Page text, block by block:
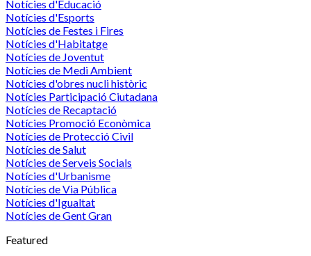
Notícies d'Educació
Notícies d'Esports
Notícies de Festes i Fires
Notícies d'Habitatge
Notícies de Joventut
Notícies de Medi Ambient
Notícies d'obres nucli històric
Notícies Participació Ciutadana
Notícies de Recaptació
Notícies Promoció Econòmica
Notícies de Protecció Civil
Notícies de Salut
Notícies de Serveis Socials
Notícies d'Urbanisme
Notícies de Via Pública
Notícies d'Igualtat
Notícies de Gent Gran
Featured